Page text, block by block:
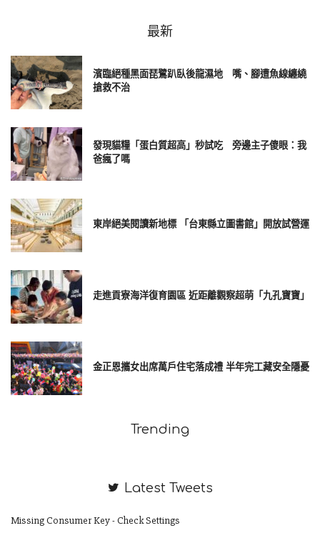
最新
濱臨絕種黑面琵鷺趴臥後龍濕地 嘴、腳遭魚線纏繞
搶救不治
發現貓糧「蛋白質超高」秒試吃 旁邊主子傻眼：我
爸瘋了嗎
東岸絕美閱讀新地標 「台東縣立圖書館」開放試營運
走進貢寮海洋復育園區 近距離觀察超萌「九孔寶寶」
金正恩攜女出席萬戶住宅落成禮 半年完工藏安全隱憂
Trending
Latest Tweets
Missing Consumer Key - Check Settings